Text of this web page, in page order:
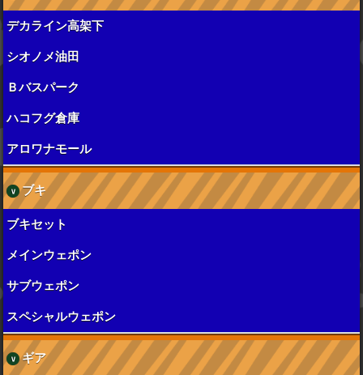
デカライン高架下
シオノメ油田
Ｂバスパーク
ハコフグ倉庫
アロワナモール
ブキ
ブキセット
メインウェポン
サブウェポン
スペシャルウェポン
ギア